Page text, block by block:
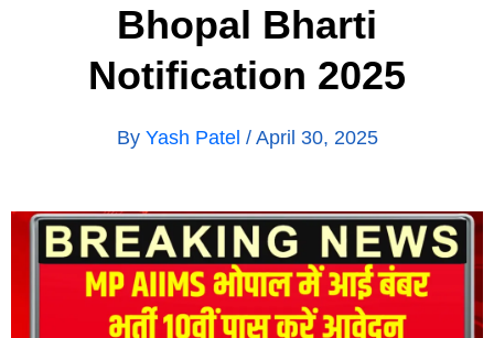
Bhopal Bharti
Notification 2025
By Yash Patel / April 30, 2025